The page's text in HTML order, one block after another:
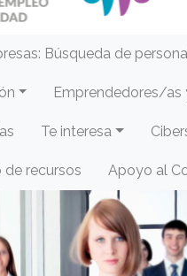
Búsqueda de
Emprendedores/as
Te interesa
de recursos Apoyo al